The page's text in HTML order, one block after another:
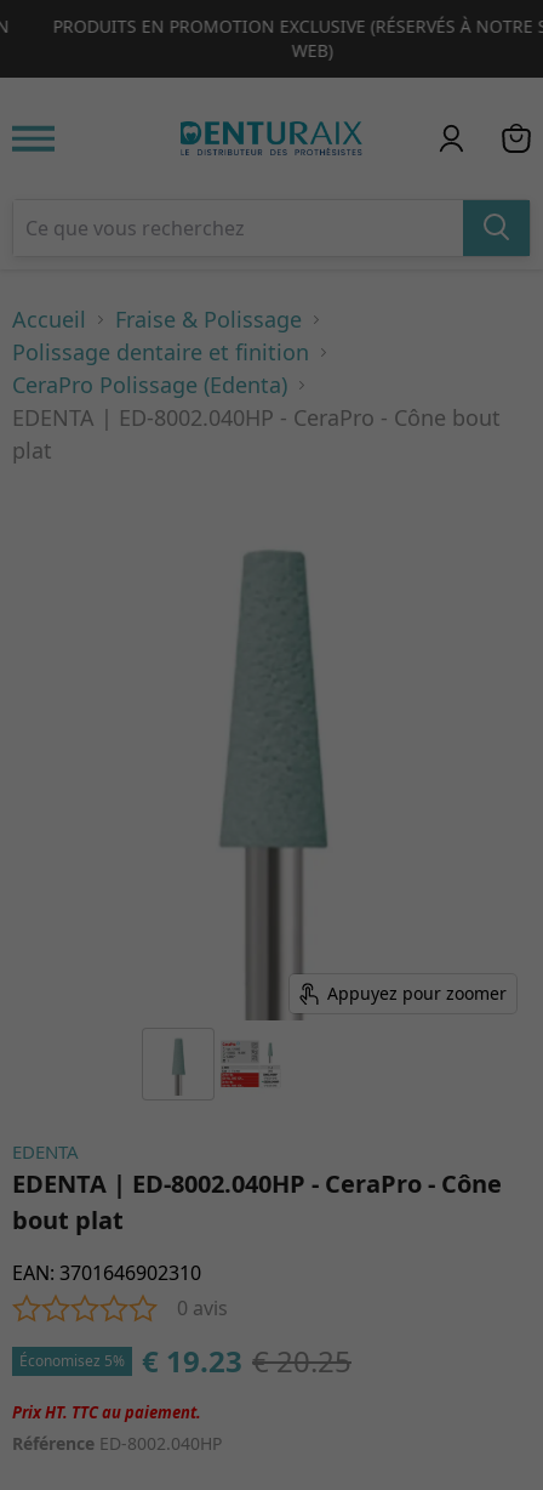
PRODUITS EN PROMOTION EXCLUSIVE (RÉSERVÉS À NOTRE SITE
1 2 3 4
Accueil
Fraise & Polissage
Polissage dentaire et finition
CeraPro Polissage (Edenta)
EDENTA | ED-8002.040HP - CeraPro - Cône bout
plat
Appuyez pour zoomer
EDENTA
EDENTA | ED-8002.040HP - CeraPro - Cône
bout plat
EAN: 3701646902310
0 avis
Économisez 5% € 19.23 € 20.25
Référence ED-8002.040HP